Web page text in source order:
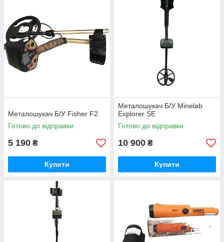
Металошукач Б/У Fisher F2
Готово до відправки
5 190 ₴
Купити
Металошукач Б/У Minelab
Explorer SE
Готово до відправки
10 900 ₴
Купити